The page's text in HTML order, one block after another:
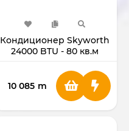
Кондиционер Skyworth
24000 BTU - 80 кв.м
10 085 m